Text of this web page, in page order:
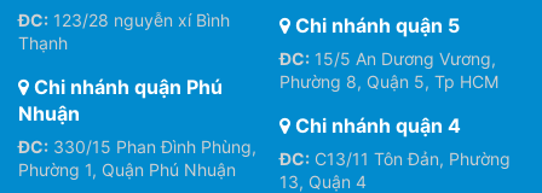
ĐC: 123/28 nguyễn xí Bình
Thạnh
Chi nhánh quận Phú
Nhuận
ĐC: 330/15 Phan Đình Phùng,
Phường 1, Quận Phú Nhuận
Chi nhánh quận 5
ĐC: 15/5 An Dương Vương,
Phường 8, Quận 5, Tp HCM
Chi nhánh quận 4
ĐC: C13/11 Tôn Đản, Phường
13, Quận 4